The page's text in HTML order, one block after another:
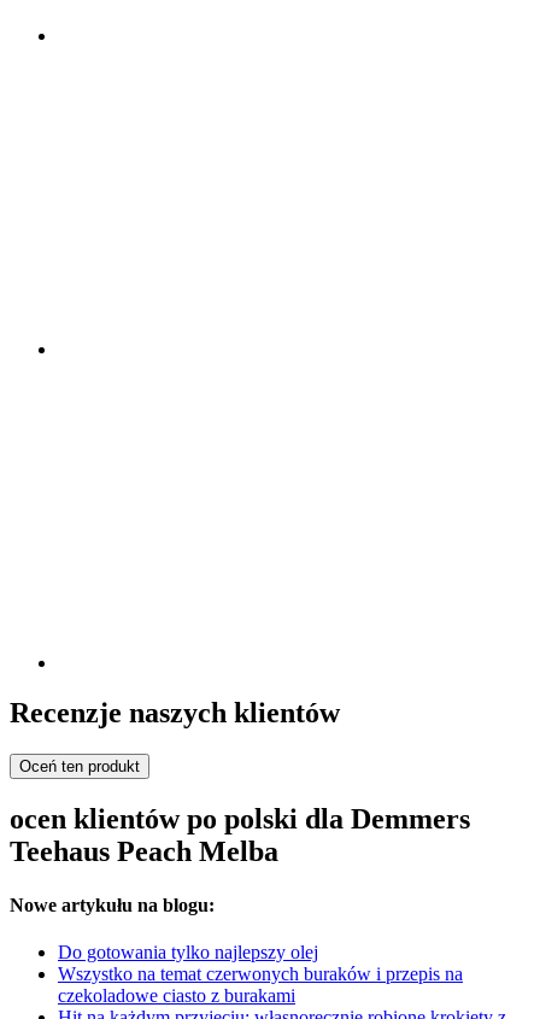
Recenzje naszych klientów
Oceń ten produkt
ocen klientów po polski dla Demmers
Teehaus Peach Melba
Nowe artykułu na blogu:
Do gotowania tylko najlepszy olej
Wszystko na temat czerwonych buraków i przepis na
czekoladowe ciasto z burakami